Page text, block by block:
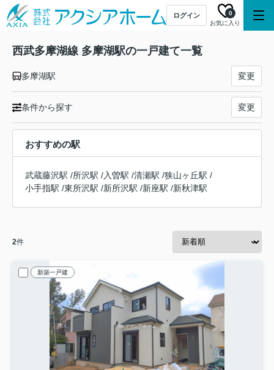
ログイン
お気に入り
0
西武多摩湖線 多摩湖駅の一戸建て一覧
多摩湖駅 変更
条件から探す 変更
おすすめの駅
武蔵藤沢駅 /所沢駅 /入曽駅 /清瀬駅 /狭山ヶ丘駅 /
小手指駅 /東所沢駅 /新所沢駅 /新座駅 /新秋津駅
2件
新築一戸建